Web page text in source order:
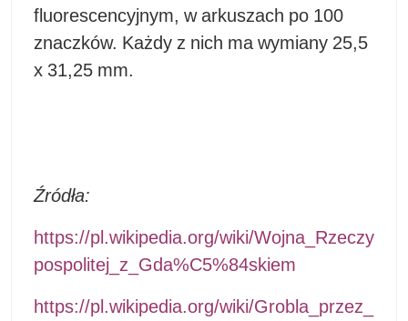
fluorescencyjnym, w arkuszach po 100
znaczków. Każdy z nich ma wymiany 25,5
x 31,25 mm.
Źródła:
https://pl.wikipedia.org/wiki/Wojna_Rzeczy
pospolitej_z_Gda%C5%84skiem
https://pl.wikipedia.org/wiki/Grobla_przez_